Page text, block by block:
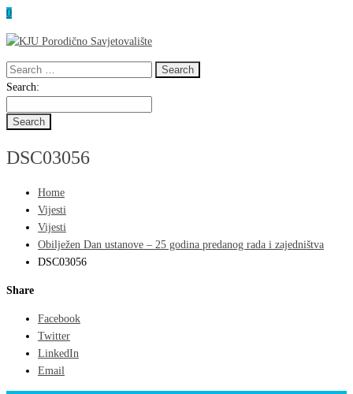
0
Search
for:
Search
Search:
DSC03056
Home
Vijesti
Vijesti
Obilježen Dan ustanove – 25 godina predanog rada i zajedništva
DSC03056
Share
Facebook
Twitter
LinkedIn
Email